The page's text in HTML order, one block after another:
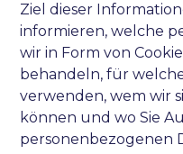
Ziel dieser
informieren, welche
wir in Form von
behandeln, für
verwenden, wem wir
können und wo Sie
personenbezogenen